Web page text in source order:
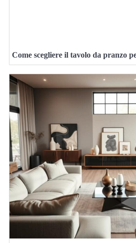
Come scegliere il tavolo da pranzo